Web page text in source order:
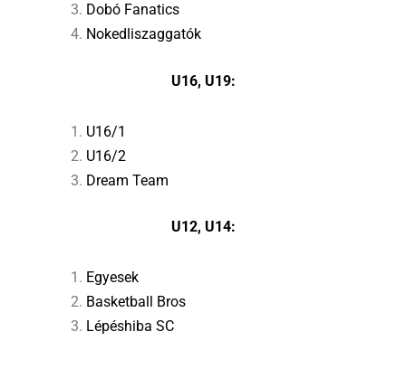
Dobó Fanatics
Nokedliszaggatók
U16, U19:
U16/1
U16/2
Dream Team
U12, U14:
Egyesek
Basketball Bros
Lépéshiba SC